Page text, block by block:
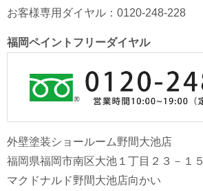
お客様専用ダイヤル：0120-248-228
福岡ペイントフリーダイヤル
外壁塗装ショールーム野間大池店
福岡県福岡市南区大池１丁目２３－１５
マクドナルド野間大池店向かい